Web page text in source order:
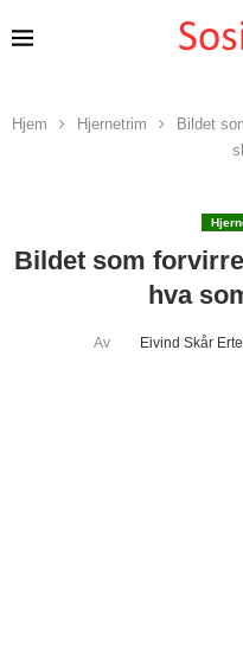
Hjem Hjernetrim
Bildet
Bildet som
hva
Av Eivind Skår